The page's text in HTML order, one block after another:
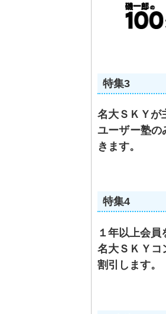
特集3
名大ＳＫＹが
ユーザー塾の
きます。
特集4
１年以上会員
名大ＳＫＹコ
割引します。